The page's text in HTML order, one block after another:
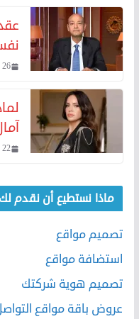
26 يونيو، 2026
22 يونيو، 2026
ماذا نستطيع أن نقدم لك
تصميم مواقع
استضافة مواقع
تصميم هوية شركتك
عروض باقة مواقع